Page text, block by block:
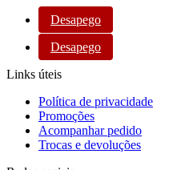
Desapego
Desapego
Links úteis
Política de privacidade
Promoções
Acompanhar pedido
Trocas e devoluções